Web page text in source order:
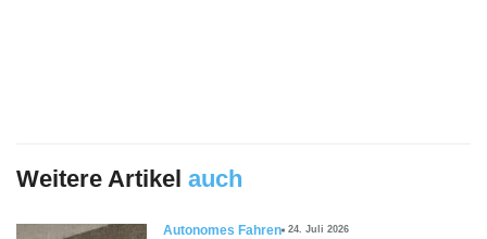
Weitere Artikel auch
Autonomes Fahren 24. Juli 2026